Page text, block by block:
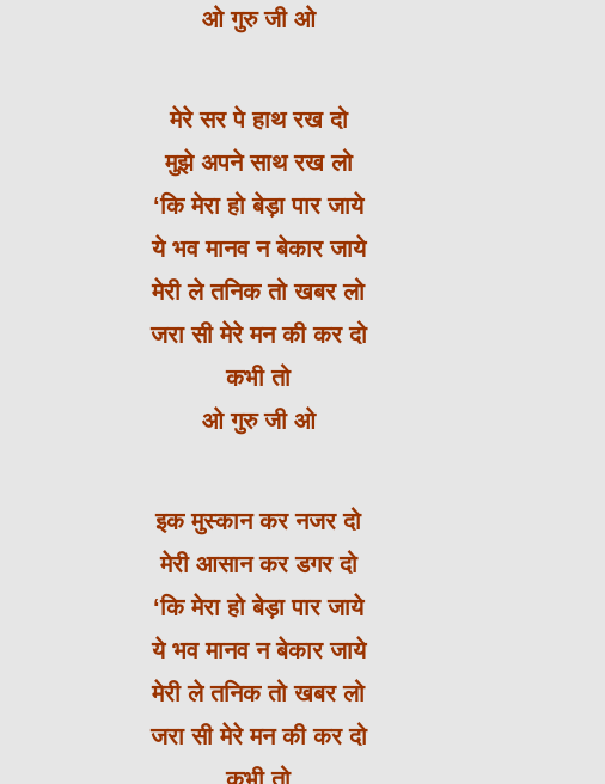
ओ गुरु जी ओ
मेरे सर पे हाथ रख दो
मुझे अपने साथ रख लो
‘कि मेरा हो बेड़ा पार जाये
ये भव मानव न बेकार जाये
मेरी ले तनिक तो खबर लो
जरा सी मेरे मन की कर दो
कभी तो
ओ गुरु जी ओ
इक मुस्कान कर नजर दो
मेरी आसान कर डगर दो
‘कि मेरा हो बेड़ा पार जाये
ये भव मानव न बेकार जाये
मेरी ले तनिक तो खबर लो
जरा सी मेरे मन की कर दो